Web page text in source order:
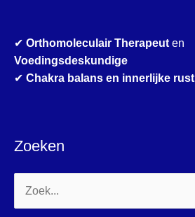
✔ Orthomoleculair Therapeuten
Voedingsdeskundige
✔ Chakra balans en innerlijke rust
Zoeken
Zoek
naar: